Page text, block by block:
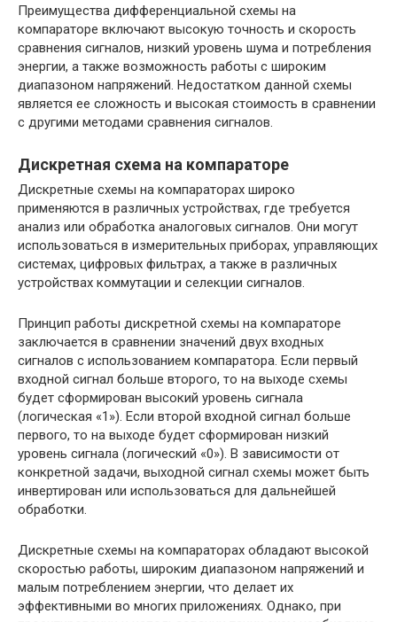
Преимущества дифференциальной схемы на
компараторе включают высокую точность и скорость
сравнения сигналов, низкий уровень шума и потребления
энергии, а также возможность работы с широким
диапазоном напряжений. Недостатком данной схемы
является ее сложность и высокая стоимость в сравнении
с другими методами сравнения сигналов.
Дискретная схема на компараторе
Дискретные схемы на компараторах широко
применяются в различных устройствах, где требуется
анализ или обработка аналоговых сигналов. Они могут
использоваться в измерительных приборах, управляющих
системах, цифровых фильтрах, а также в различных
устройствах коммутации и селекции сигналов.
Принцип работы дискретной схемы на компараторе
заключается в сравнении значений двух входных
сигналов с использованием компаратора. Если первый
входной сигнал больше второго, то на выходе схемы
будет сформирован высокий уровень сигнала
(логическая «1»). Если второй входной сигнал больше
первого, то на выходе будет сформирован низкий
уровень сигнала (логический «0»). В зависимости от
конкретной задачи, выходной сигнал схемы может быть
инвертирован или использоваться для дальнейшей
обработки.
Дискретные схемы на компараторах обладают высокой
скоростью работы, широким диапазоном напряжений и
малым потреблением энергии, что делает их
эффективными во многих приложениях. Однако, при